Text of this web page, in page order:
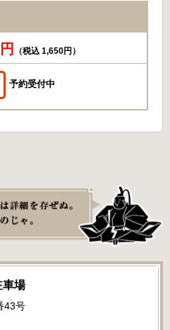
（税込 1,650円）
予約受付中
車場
43号